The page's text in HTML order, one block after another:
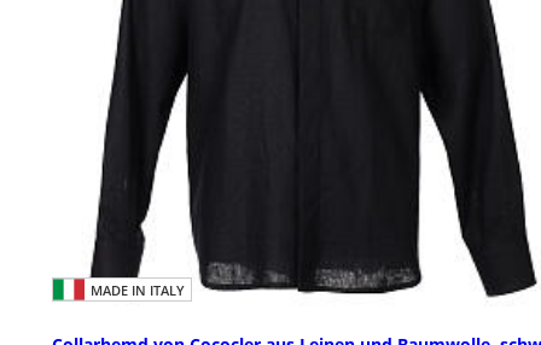
MADE IN ITALY